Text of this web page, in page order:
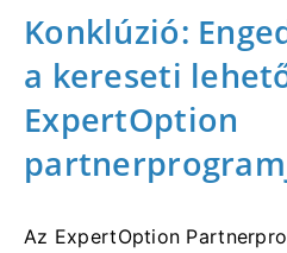
Konklúzió:
a kereseti
ExpertOption
Az ExpertOption